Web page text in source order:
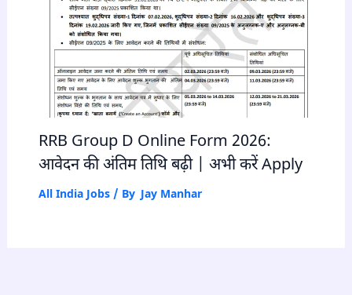
RRB Group D Online Form 2026:
आवेदन की अंतिम तिथि बढ़ी | अभी करें Apply
All India Jobs/ By Jay Manhar